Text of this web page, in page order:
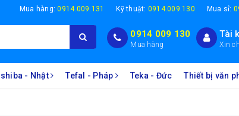
Mua hàng:0914.009.131 Kỹ thuật: 0914.009.130 Mua sỉ:
0914 009 130
Mua hàng
Tài
Xin
- Nhật Tefal - Pháp Teka - Đức Thiết bị văn